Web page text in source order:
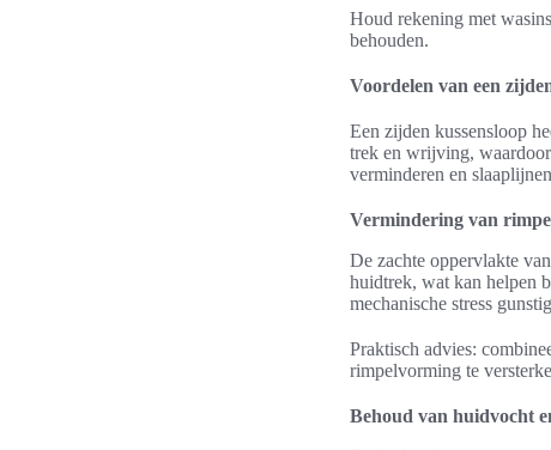
Houd rekening met
behouden.
Voordelen van een
Een zijden kussensloop
trek en wrijving,
verminderen en
Vermindering van
De zachte oppervlakte
huidtrek, wat kan helpen
mechanische stress
Praktisch advies:
rimpelvorming te
Behoud van huidvocht